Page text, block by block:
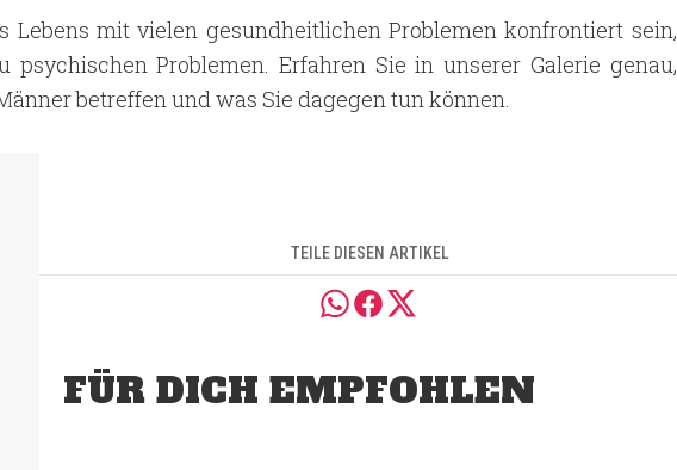
Lebens mit vielen gesundheitlichen Problemen konfrontiert sein,
psychischen Problemen. Erfahren Sie in unserer Galerie genau,
betreffen und was Sie dagegen tun können.
TEILE DIESEN ARTIKEL
FÜR DICH EMPFOHLEN